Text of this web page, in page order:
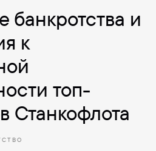
банкротства и
к
топ-
Станкофлота